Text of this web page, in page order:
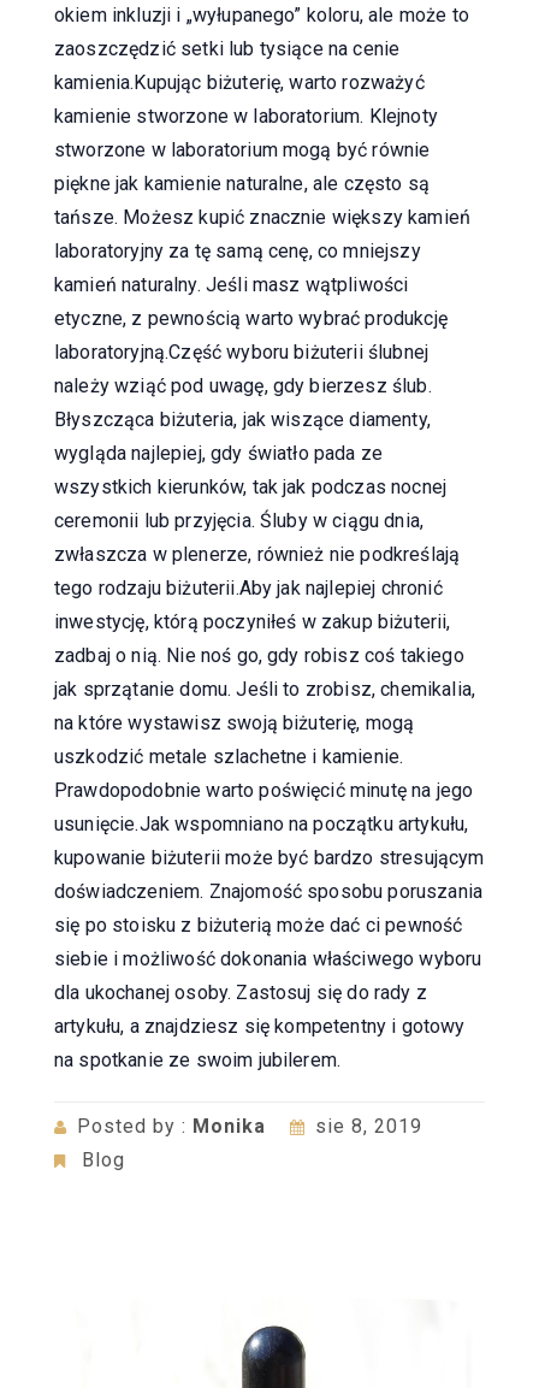
okiem inkluzji i „wyłupanego” koloru, ale może to
zaoszczędzić setki lub tysiące na cenie
kamienia.Kupując biżuterię, warto rozważyć
kamienie stworzone w laboratorium. Klejnoty
stworzone w laboratorium mogą być równie
piękne jak kamienie naturalne, ale często są
tańsze. Możesz kupić znacznie większy kamień
laboratoryjny za tę samą cenę, co mniejszy
kamień naturalny. Jeśli masz wątpliwości
etyczne, z pewnością warto wybrać produkcję
laboratoryjną.Część wyboru biżuterii ślubnej
należy wziąć pod uwagę, gdy bierzesz ślub.
Błyszcząca biżuteria, jak wiszące diamenty,
wygląda najlepiej, gdy światło pada ze
wszystkich kierunków, tak jak podczas nocnej
ceremonii lub przyjęcia. Śluby w ciągu dnia,
zwłaszcza w plenerze, również nie podkreślają
tego rodzaju biżuterii.Aby jak najlepiej chronić
inwestycję, którą poczyniłeś w zakup biżuterii,
zadbaj o nią. Nie noś go, gdy robisz coś takiego
jak sprzątanie domu. Jeśli to zrobisz, chemikalia,
na które wystawisz swoją biżuterię, mogą
uszkodzić metale szlachetne i kamienie.
Prawdopodobnie warto poświęcić minutę na jego
usunięcie.Jak wspomniano na początku artykułu,
kupowanie biżuterii może być bardzo stresującym
doświadczeniem. Znajomość sposobu poruszania
się po stoisku z biżuterią może dać ci pewność
siebie i możliwość dokonania właściwego wyboru
dla ukochanej osoby. Zastosuj się do rady z
artykułu, a znajdziesz się kompetentny i gotowy
na spotkanie ze swoim jubilerem.
Posted by : Monika
sie 8, 2019
Blog